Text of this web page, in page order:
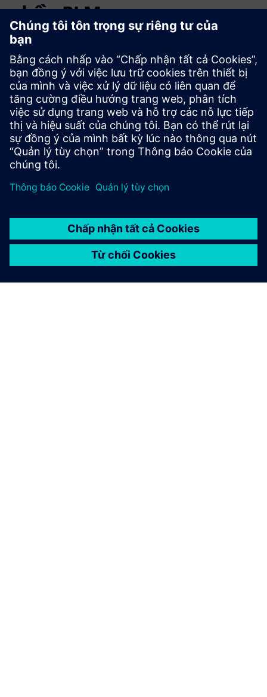
phần PLM
Đọc blog
Có được những quan điểm mới về Linh kiện PLM và thị
trường PLM nói chung.
Truy cập blog của PLM Components